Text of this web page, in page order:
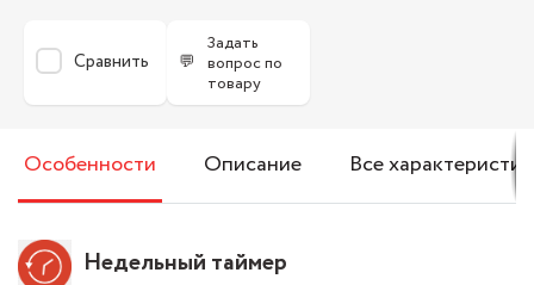
Сравнить 💬
Задать
вопрос по
товару
Особенности Описание Все
Недельный таймер